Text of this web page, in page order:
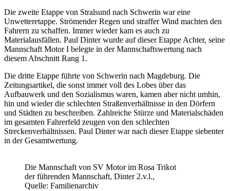
Die zweite Etappe von Stralsund nach Schwerin war eine
Unwetteretappe. Strömender Regen und straffer Wind machten den
Fahrern zu schaffen. Immer wieder kam es auch zu
Materialausfällen. Paul Dinter wurde auf dieser Etappe Achter, seine
Mannschaft Motor I belegte in der Mannschaftswertung nach
diesem Abschnitt Rang 1.
Die dritte Etappe führte von Schwerin nach Magdeburg. Die
Zeitungsartikel, die sonst immer voll des Lobes über das
Aufbauwerk und den Sozialismus waren, kamen aber nicht umhin,
hin und wieder die schlechten Straßenverhältnisse in den Dörfern
und Städten zu beschreiben. Zahlreiche Stürze und Materialschäden
im gesamten Fahrerfeld zeugen von den schlechten
Streckenverhältnissen. Paul Dinter war nach dieser Etappe siebenter
in der Gesamtwertung.
Die Mannschaft von SV Motor im Rosa Trikot
der führenden Mannschaft, Dinter 2.v.l.,
Quelle: Familienarchiv